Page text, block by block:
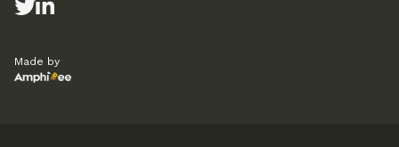
Made by